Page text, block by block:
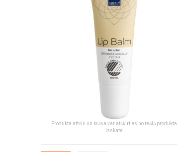
Produkta attēls un krāsa var atšķirties no reālā produkta
izskata